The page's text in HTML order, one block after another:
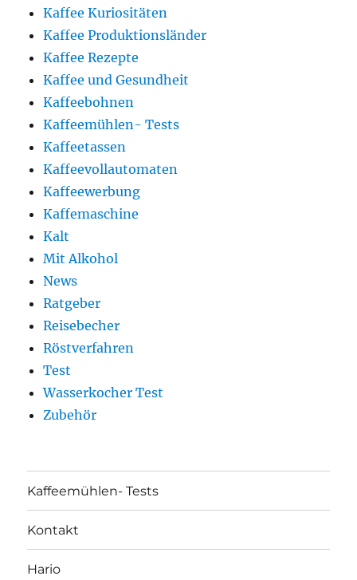
Kaffee Kuriositäten
Kaffee Produktionsländer
Kaffee Rezepte
Kaffee und Gesundheit
Kaffeebohnen
Kaffeemühlen- Tests
Kaffeetassen
Kaffeevollautomaten
Kaffeewerbung
Kaffemaschine
Kalt
Mit Alkohol
News
Ratgeber
Reisebecher
Röstverfahren
Test
Wasserkocher Test
Zubehör
Kaffeemühlen- Tests
Kontakt
Hario